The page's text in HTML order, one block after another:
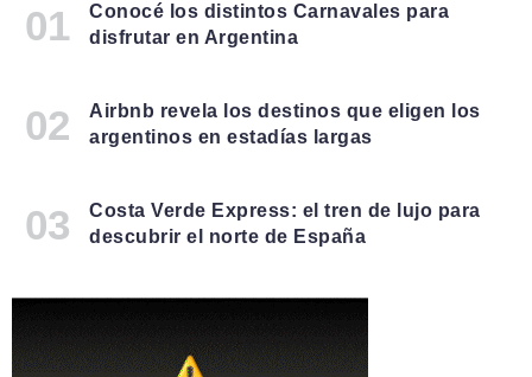
Conocé los distintos Carnavales para
disfrutar en Argentina
Airbnb revela los destinos que eligen los
argentinos en estadías largas
Costa Verde Express: el tren de lujo para
descubrir el norte de España